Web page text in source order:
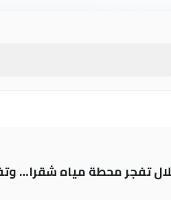
تفجر محطة مياه شقرا…